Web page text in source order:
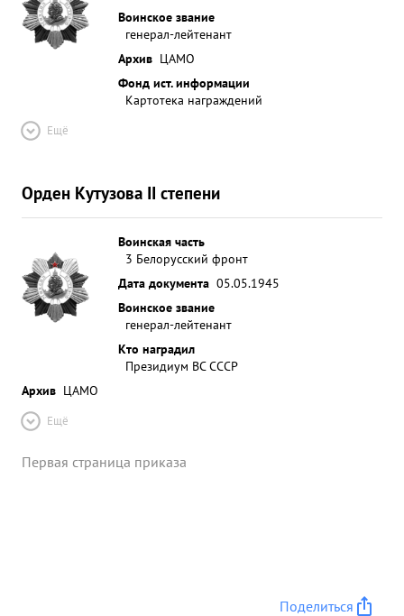
Воинское звание
генерал-лейтенант
Архив ЦАМО
Фонд ист. информации
Картотека награждений
Ещё
Орден Кутузова II степени
Воинская часть
3 Белорусский фронт
Дата документа 05.05.1945
Воинское звание
генерал-лейтенант
Кто наградил
Президиум ВС СССР
Архив ЦАМО
Ещё
Первая страница приказа
Поделиться